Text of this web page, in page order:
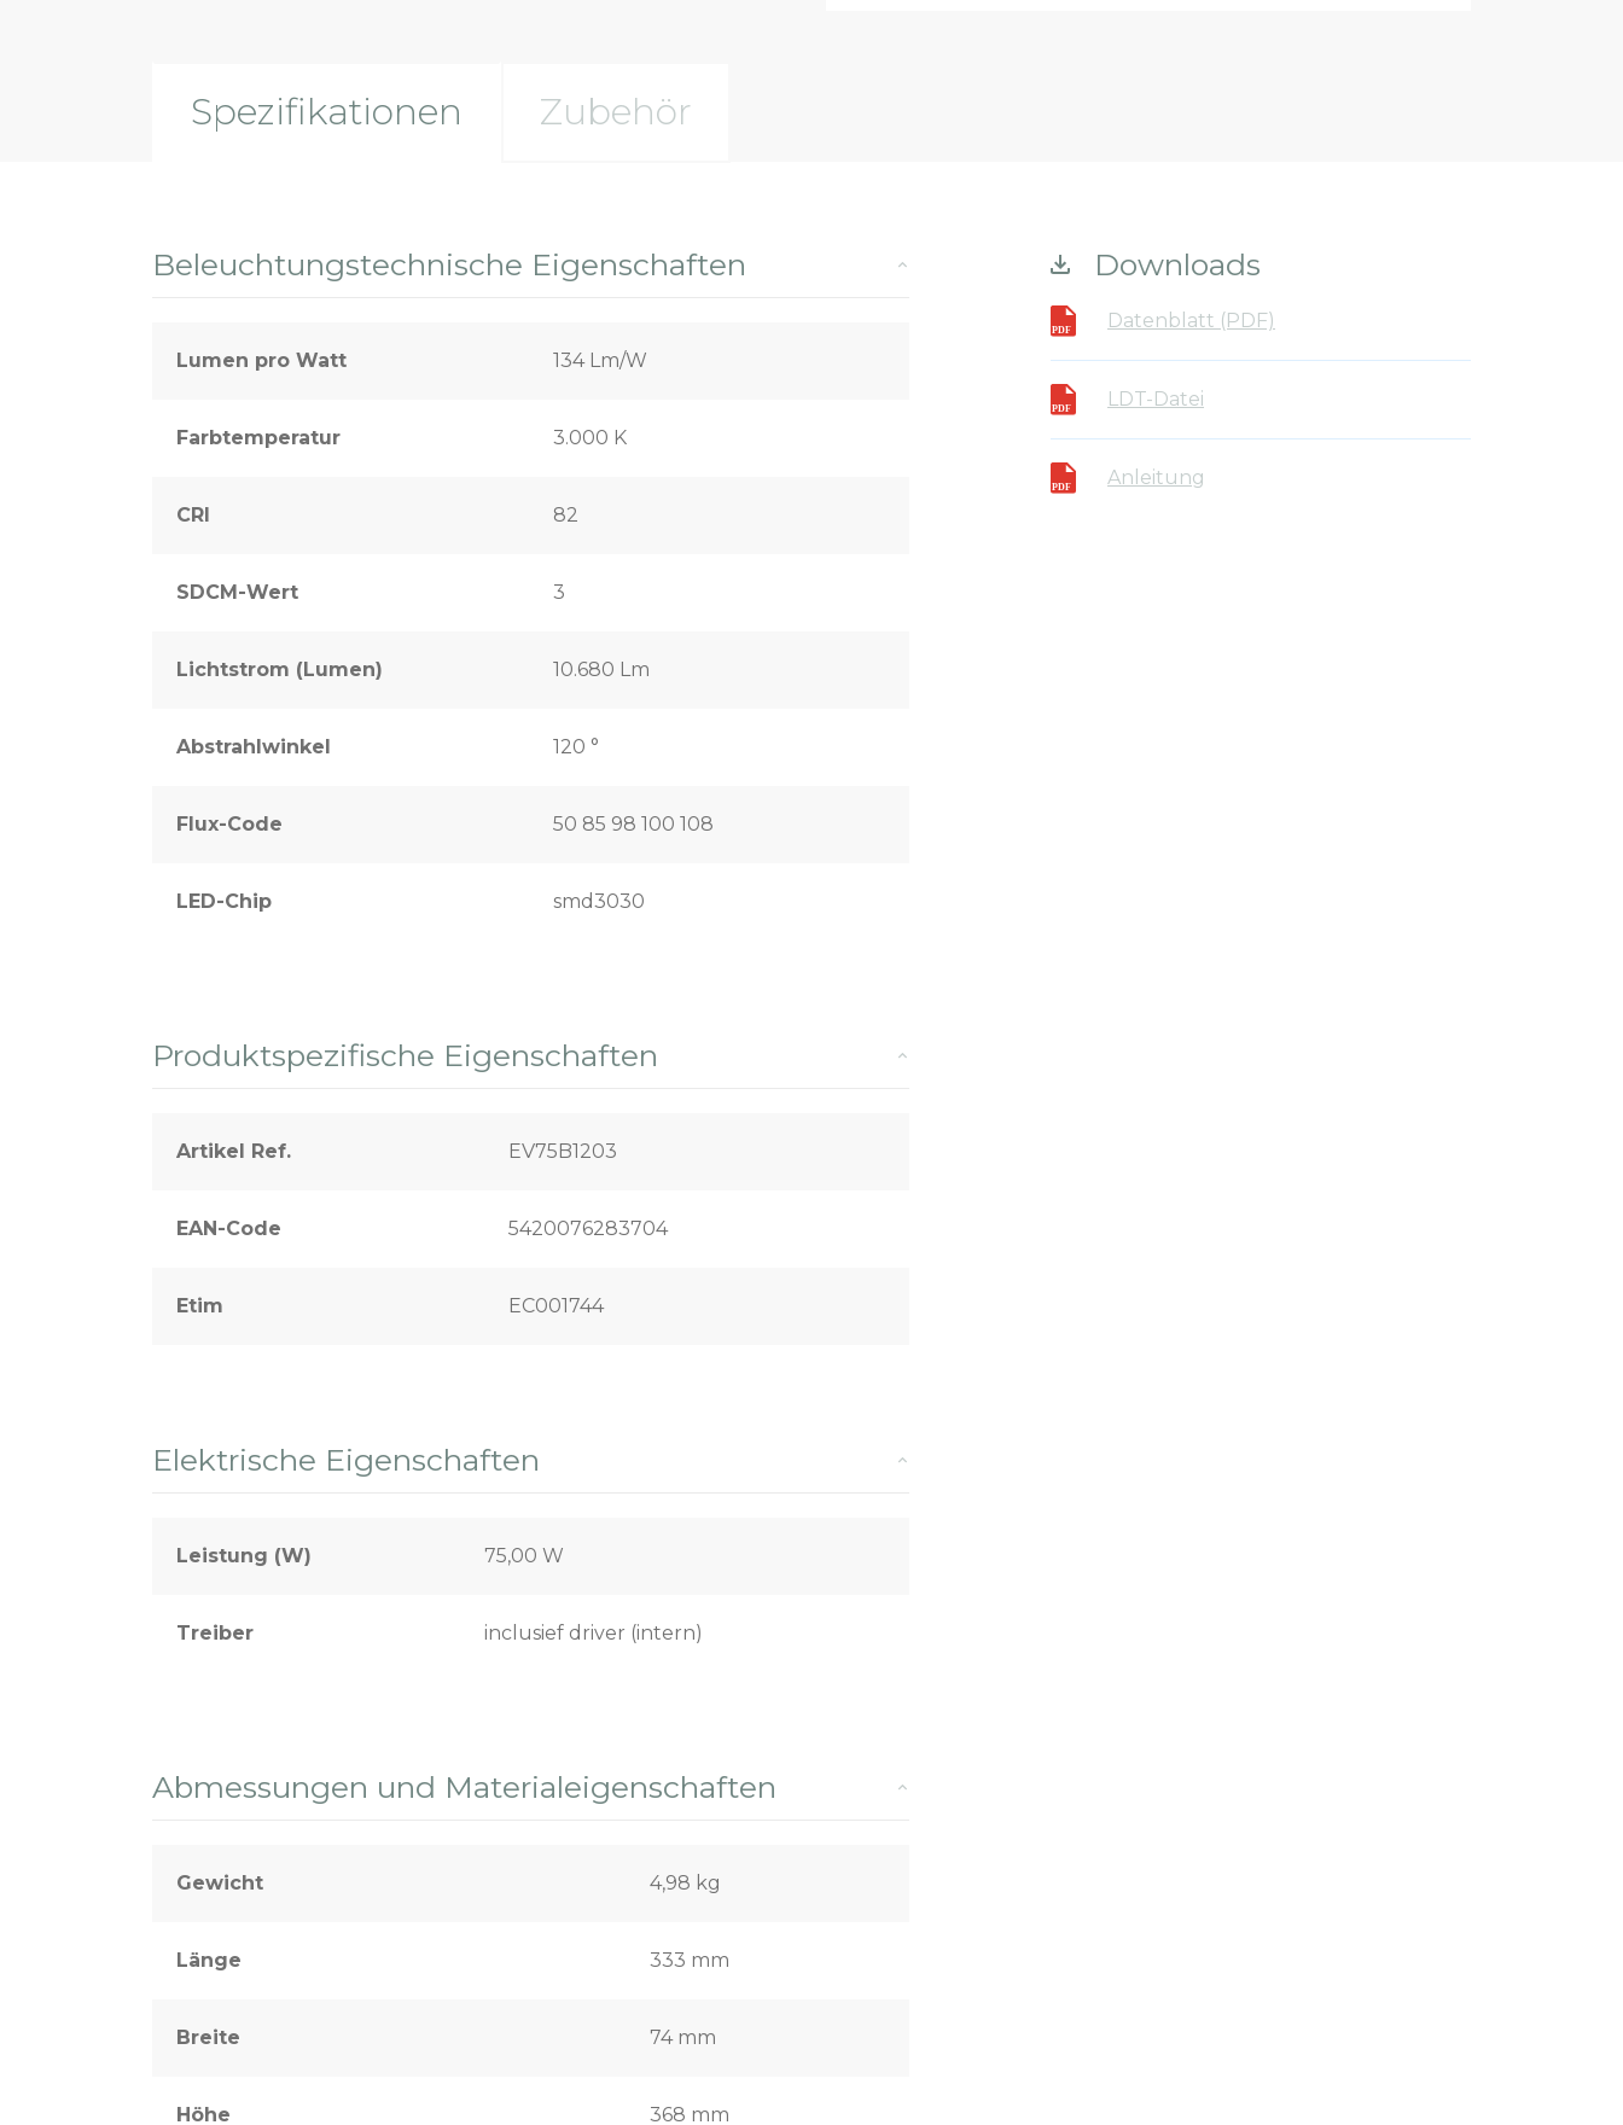
Spezifikationen Zubehör
Beleuchtungstechnische Eigenschaften
Lumen pro Watt 134 Lm/W
Farbtemperatur 3.000 K
CRI 82
SDCM-Wert 3
Lichtstrom (Lumen) 10.680 Lm
Abstrahlwinkel 120 °
Flux-Code 50 85 98 100 108
LED-Chip smd3030
Produktspezifische Eigenschaften
Artikel Ref. EV75B1203
EAN-Code 5420076283704
Etim EC001744
Elektrische Eigenschaften
Leistung (W) 75,00 W
Treiber inclusief driver (intern)
Abmessungen und Materialeigenschaften
Gewicht 4,98 kg
Länge 333 mm
Breite 74 mm
Höhe 368 mm
Downloads
Datenblatt (PDF)
LDT-Datei
Anleitung